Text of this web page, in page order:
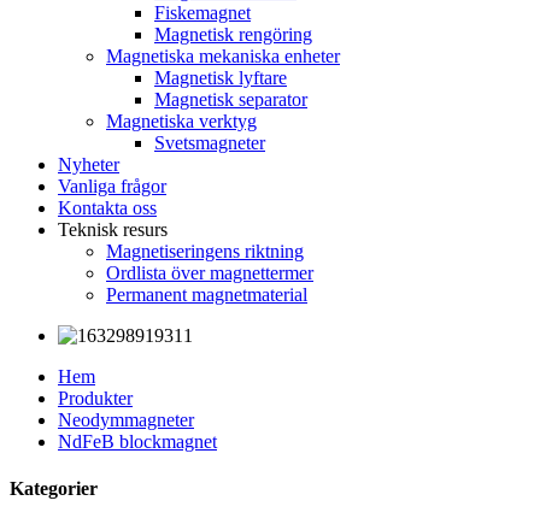
Fiskemagnet
Magnetisk rengöring
Magnetiska mekaniska enheter
Magnetisk lyftare
Magnetisk separator
Magnetiska verktyg
Svetsmagneter
Nyheter
Vanliga frågor
Kontakta oss
Teknisk resurs
Magnetiseringens riktning
Ordlista över magnettermer
Permanent magnetmaterial
Hem
Produkter
Neodymmagneter
NdFeB blockmagnet
Kategorier